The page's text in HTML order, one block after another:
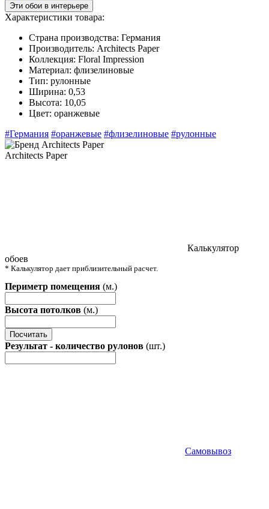
Эти обои в интерьере
Характеристики товара:
Страна производства: Германия
Производитель: Architects Paper
Коллекция: Floral Impression
Материал: флизелиновые
Тип: рулонные
Ширина: 0,53
Высота: 10,05
Цвет: оранжевые
#Германия #оранжевые #флизелиновые #рулонные
Architects Paper
Калькулятор
обоев
* Калькулятор дает приблизительный расчет.
Периметр помещения (м.)
Высота потолков (м.)
Посчитать
Результат - количество рулонов (шт.)
Самовывоз